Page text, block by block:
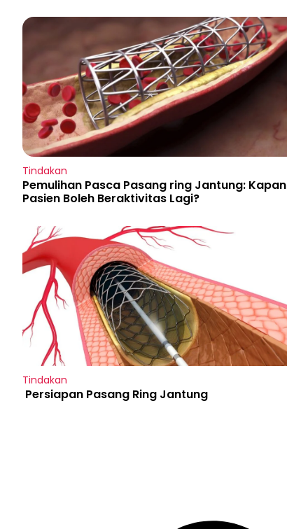
Tindakan
Pemulihan Pasca Pasang ring Jantung: Kapan
Pasien Boleh Beraktivitas Lagi?
Tindakan
Persiapan Pasang Ring Jantung